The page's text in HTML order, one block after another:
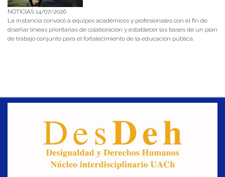
NOTICIAS 14/07/2026
La instancia convocó a equipos académicos y profesionales con el fin de
diseñar líneas prioritarias de colaboración y establecer las bases de un plan
de trabajo conjunto para el fortalecimiento de la educación pública.